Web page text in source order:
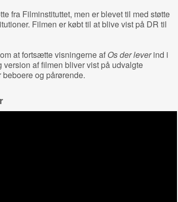
fra Filminstituttet, men er blevet til med støtte
Filmen er købt til at blive vist på DR til
at fortsætte visningerne af Os der leverind i
af filmen bliver vist på udvalgte
og pårørende.